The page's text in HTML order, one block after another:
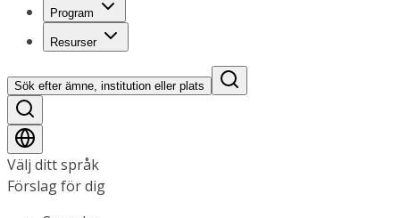
Program
Resurser
Sök efter ämne, institution eller plats
Välj ditt språk
Förslag för dig